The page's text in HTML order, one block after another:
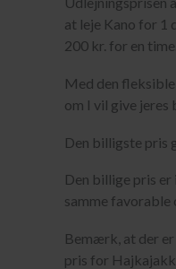
at leje Kano for 1
200 kr. for en time.
Med den
om I vil give jeres
Den billigste pris
Den billige pris
samme favorable
Bemærk, at der
pris for